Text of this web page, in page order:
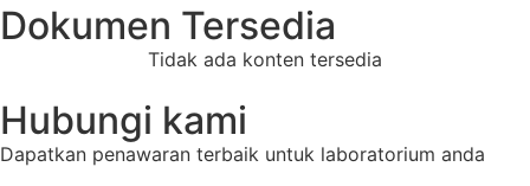
Dokumen Tersedia
Tidak ada konten tersedia
Hubungi kami
Dapatkan penawaran terbaik untuk laboratorium anda